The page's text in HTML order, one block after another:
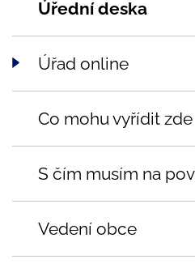
Úřední deska
Úřad online
Co mohu vyřídit zde
S čím musím na
Vedení obce